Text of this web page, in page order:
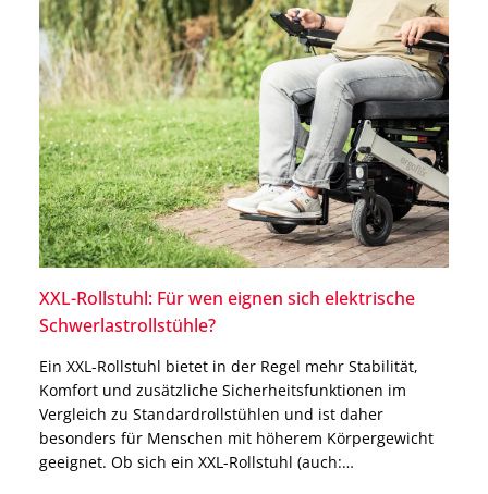
XXL-Rollstuhl: Für wen eignen sich elektrische
Schwerlastrollstühle?
Ein XXL-Rollstuhl bietet in der Regel mehr Stabilität,
Komfort und zusätzliche Sicherheitsfunktionen im
Vergleich zu Standardrollstühlen und ist daher
besonders für Menschen mit höherem Körpergewicht
geeignet. Ob sich ein XXL-Rollstuhl (auch: